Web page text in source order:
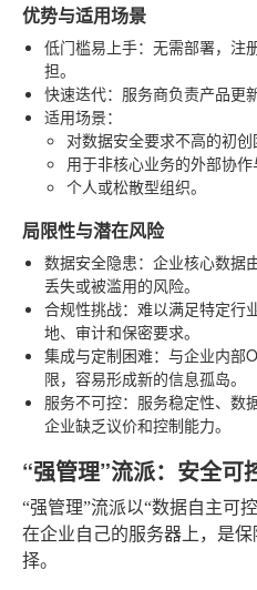
优势与适用场景
低门槛易上手：无需部署，注
担。
快速迭代：服务商负责产品更
适用场景：
对数据安全要求不高的初创
用于非核心业务的外部协作
个人或松散型组织。
局限性与潜在风险
数据安全隐患：企业核心数据
丢失或被滥用的风险。
合规性挑战：难以满足特定行
地、审计和保密要求。
集成与定制困难：与企业内部
限，容易形成新的信息孤岛。
服务不可控：服务稳定性、数
企业缺乏议价和控制能力。
“强管理”流派：安全可
“强管理”流派以“数据自主可
在企业自己的服务器上，是
择。